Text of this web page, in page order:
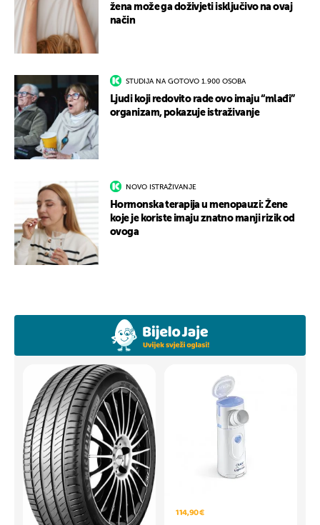
žena može ga doživjeti isključivo na ovaj
način
STUDIJA NA GOTOVO 1.900 OSOBA
Ljudi koji redovito rade ovo imaju “mlađi”
organizam, pokazuje istraživanje
NOVO ISTRAŽIVANJE
Hormonska terapija u menopauzi: Žene
koje je koriste imaju znatno manji rizik od
ovoga
114,90 €